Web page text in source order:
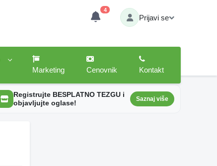
4
Prijavi se
Marketing
Cenovnik Kontakt
Registrujte BESPLATNO TEZGU i
objavljujte oglase!
Saznaj više